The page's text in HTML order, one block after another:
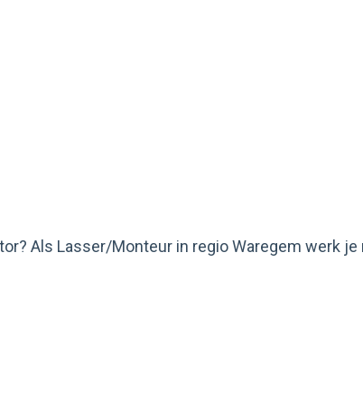
Als Lasser/Monteur in regio Waregem werk je